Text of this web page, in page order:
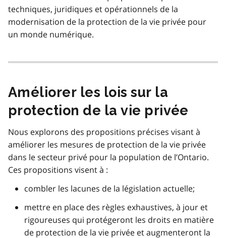
techniques, juridiques et opérationnels de la
modernisation de la protection de la vie privée pour
un monde numérique.
Améliorer les lois sur la
protection de la vie privée
Nous explorons des propositions précises visant à
améliorer les mesures de protection de la vie privée
dans le secteur privé pour la population de l’Ontario.
Ces propositions visent à :
combler les lacunes de la législation actuelle;
mettre en place des règles exhaustives, à jour et
rigoureuses qui protégeront les droits en matière
de protection de la vie privée et augmenteront la